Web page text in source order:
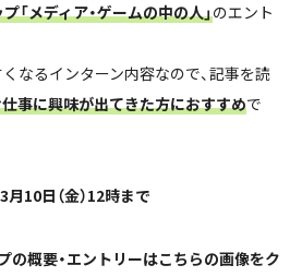
「メディア・ゲームの中の人」のエント
なるインターン内容なので、記事を読
事に興味が出てきた方におすすめで
10日（金）12時まで
概要・エントリーはこちらの画像をク